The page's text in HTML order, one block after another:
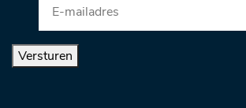
Versturen